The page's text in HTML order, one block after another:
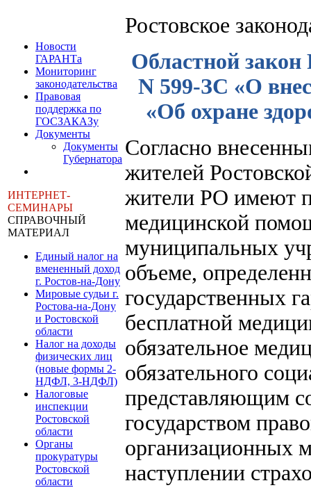
Новости
ГАРАНТа
Мониторинг
законодательства
Правовая
поддержка по
ГОСЗАКАЗу
Документы
Документы
Губернатора
ИНТЕРНЕТ-
СЕМИНАРЫ
СПРАВОЧНЫЙ
МАТЕРИАЛ
Единый налог на
вмененный доход
г. Ростов-на-Дону
Мировые судьи г.
Ростова-на-Дону
и Ростовской
области
Налог на доходы
физических лиц
(новые формы 2-
НДФЛ, 3-НДФЛ)
Налоговые
инспекции
Ростовской
области
Органы
прокуратуры
Ростовской
области
Ростовское
Областной закон
N 599-ЗС «О
«Об охране
Согласно
жителей
жители РО имеют
медицинской
муниципальных
объеме,
государственных
бесплатной
обязательное
обязательного
представляющим
государством
организационных
наступлении